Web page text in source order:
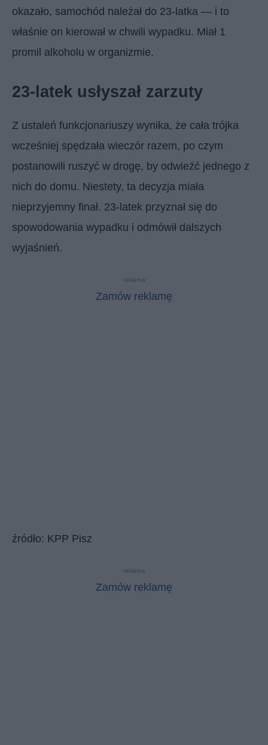
okazało, samochód należał do 23-latka — i to
właśnie on kierował w chwili wypadku. Miał 1
promil alkoholu w organizmie.
23-latek usłyszał zarzuty
Z ustaleń funkcjonariuszy wynika, że cała trójka
wcześniej spędzała wieczór razem, po czym
postanowili ruszyć w drogę, by odwieźć jednego z
nich do domu. Niestety, ta decyzja miała
nieprzyjemny finał. 23-latek przyznał się do
spowodowania wypadku i odmówił dalszych
wyjaśnień.
reklama
Zamów reklamę
źródło: KPP Pisz
reklama
Zamów reklamę